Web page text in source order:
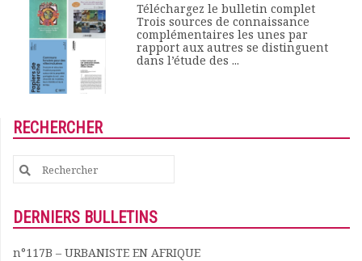
RECHERCHER
Search
for:
DERNIERS BULLETINS
n°117B – URBANISTE EN AFRIQUE
Téléchargez le bulletin complet
Trois sources de connaissance
complémentaires les unes par
rapport aux autres se distinguent
dans l’étude des ...